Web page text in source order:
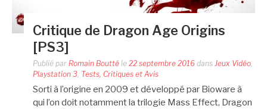
Critique de Dragon Age Origins
[PS3]
Publié par Romain Boutté le 22 septembre 2016 dans Jeux Vidéo
Playstation 3 Tests, Critiques et Avis
Sorti à l’origine en 2009 et développé par Bioware à
qui l’on doit notamment la trilogie Mass Effect, Dragon